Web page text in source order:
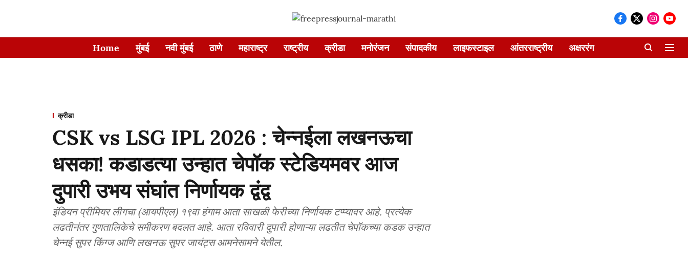
Home मुंबई नवी मुंबई ठाणे महाराष्ट्र राष्ट्रीय क्रीडा मनोरंजन संपादकीय लाइफस्टाइल आंतरराष्ट्रीय अक्षररंग
क्रीडा
CSK vs LSG IPL 2026 : चेन्नईला लखनऊचा
धसका! कडाडत्या उन्हात चेपॉक स्टेडियमवर आज
दुपारी उभय संघांत निर्णायक द्वंद्व
इंडियन प्रीमियर लीगचा (आयपीएल) १९वा हंगाम आता साखळी फेरीच्या निर्णायक टप्प्यावर आहे. प्रत्येक
लढतीनंतर गुणतालिकेचे समीकरण बदलत आहे. आता रविवारी दुपारी होणाऱ्या लढतीत चेपॉकच्या कडक उन्हात
चेन्नई सुपर किंग्ज आणि लखनऊ सुपर जायंट्स आमनेसामने येतील.